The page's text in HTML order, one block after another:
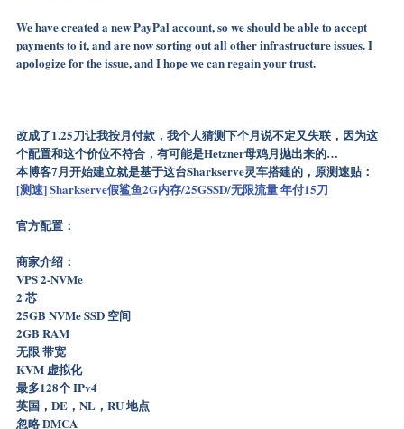
We have created a new PayPal account, so we should be able to accept
payments to it, and are now sorting out all other infrastructure issues. I
apologize for the issue, and I hope we can regain your trust.
改成了1.25刀让我按月付款，我个人猜测下个月说不定又失联，因为这
个配置和这个价位不符合，有可能是Hetzner母鸡月抛出来的…
本博客7月开始建立就是基于这台Sharkserve灵车搭建的，原测速贴：
[测速] Sharkserve假鲨鱼2G内存/25GSSD/无限流量 年付15刀
官方配置：
商家介绍：
VPS 2-NVMe
2 芯
25GB NVMe SSD 空间
2GB RAM
无限 带宽
KVM 虚拟化
最多128个 IPv4
英国，DE，NL，RU 地点
忽略 DMCA